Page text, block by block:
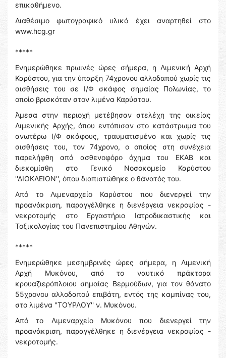
επικαθήμενο.
Διαθέσιμο φωτογραφικό υλικό έχει αναρτηθεί στο
www.hcg.gr
*****
Ενημερώθηκε πρωινές ώρες σήμερα, η Λιμενική Αρχή
Καρύστου, για την ύπαρξη 74χρονου αλλοδαπού χωρίς τις
αισθήσεις του σε Ι/Φ σκάφος σημαίας Πολωνίας, το
οποίο βρισκόταν στον λιμένα Καρύστου.
Άμεσα στην περιοχή μετέβησαν στελέχη της οικείας
Λιμενικής Αρχής, όπου εντόπισαν στο κατάστρωμα του
ανωτέρω Ι/Φ σκάφους, τραυματισμένο και χωρίς τις
αισθήσεις του, τον 74χρονο, ο οποίος στη συνέχεια
παρελήφθη από ασθενοφόρο όχημα του ΕΚΑΒ και
διεκομίσθη στο Γενικό Νοσοκομείο Καρύστου
''ΔΙΟΚΛΕΙΟΝ'', όπου διαπιστώθηκε ο θάνατός του.
Από το Λιμεναρχείο Καρύστου που διενεργεί την
προανάκριση, παραγγέλθηκε η διενέργεια νεκροψίας -
νεκροτομής στο Εργαστήριο Ιατροδικαστικής και
Τοξικολογίας του Πανεπιστημίου Αθηνών.
*****
Ενημερώθηκε μεσημβρινές ώρες σήμερα, η Λιμενική
Αρχή Μυκόνου, από το ναυτικό πράκτορα
κρουαζιερόπλοιου σημαίας Βερμούδων, για τον θάνατο
55χρονου αλλοδαπού επιβάτη, εντός της καμπίνας του,
στο λιμένα ''ΤΟΥΡΛΟΥ'' ν. Μυκόνου.
Από το Λιμεναρχείο Μυκόνου που διενεργεί την
προανάκριση, παραγγέλθηκε η διενέργεια νεκροψίας -
νεκροτομής.